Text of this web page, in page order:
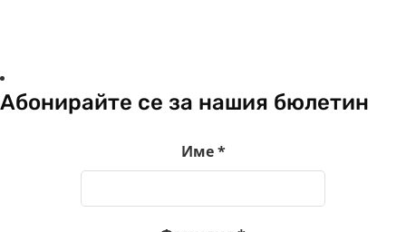
Абонирайте се за нашия бюлетин
Име*